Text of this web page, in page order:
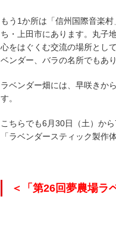
もう1か所は「信州国際音楽
ち・上田市にあります。丸子
心をはぐくむ交流の場所とし
ベンダー、バラの名所でもあり
ラベンダー畑には、早咲きか
す。
こちらでも6月30日（土）か
「ラベンダースティック製作
＜「第26回夢農場ラ